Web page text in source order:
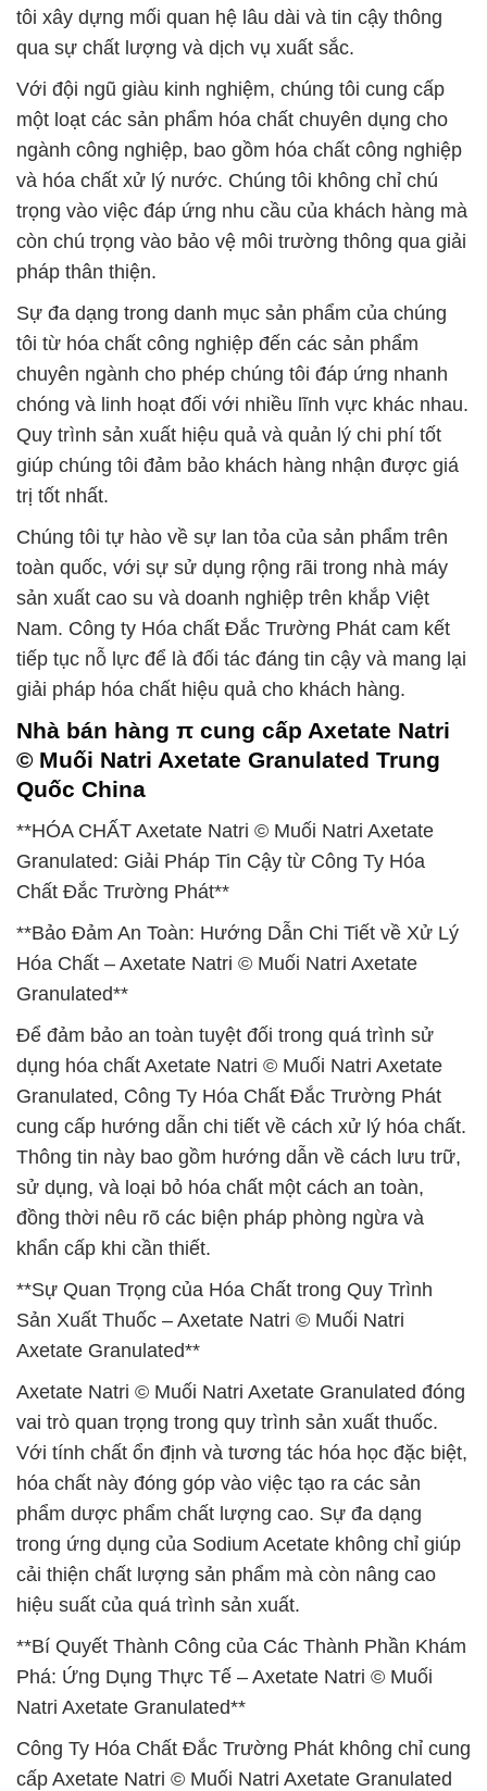
tôi xây dựng mối quan hệ lâu dài và tin cậy thông
qua sự chất lượng và dịch vụ xuất sắc.
Với đội ngũ giàu kinh nghiệm, chúng tôi cung cấp
một loạt các sản phẩm hóa chất chuyên dụng cho
ngành công nghiệp, bao gồm hóa chất công nghiệp
và hóa chất xử lý nước. Chúng tôi không chỉ chú
trọng vào việc đáp ứng nhu cầu của khách hàng mà
còn chú trọng vào bảo vệ môi trường thông qua giải
pháp thân thiện.
Sự đa dạng trong danh mục sản phẩm của chúng
tôi từ hóa chất công nghiệp đến các sản phẩm
chuyên ngành cho phép chúng tôi đáp ứng nhanh
chóng và linh hoạt đối với nhiều lĩnh vực khác nhau.
Quy trình sản xuất hiệu quả và quản lý chi phí tốt
giúp chúng tôi đảm bảo khách hàng nhận được giá
trị tốt nhất.
Chúng tôi tự hào về sự lan tỏa của sản phẩm trên
toàn quốc, với sự sử dụng rộng rãi trong nhà máy
sản xuất cao su và doanh nghiệp trên khắp Việt
Nam. Công ty Hóa chất Đắc Trường Phát cam kết
tiếp tục nỗ lực để là đối tác đáng tin cậy và mang lại
giải pháp hóa chất hiệu quả cho khách hàng.
Nhà bán hàng π cung cấp Axetate Natri
© Muối Natri Axetate Granulated Trung
Quốc China
**HÓA CHẤT Axetate Natri © Muối Natri Axetate
Granulated: Giải Pháp Tin Cậy từ Công Ty Hóa
Chất Đắc Trường Phát**
**Bảo Đảm An Toàn: Hướng Dẫn Chi Tiết về Xử Lý
Hóa Chất – Axetate Natri © Muối Natri Axetate
Granulated**
Để đảm bảo an toàn tuyệt đối trong quá trình sử
dụng hóa chất Axetate Natri © Muối Natri Axetate
Granulated, Công Ty Hóa Chất Đắc Trường Phát
cung cấp hướng dẫn chi tiết về cách xử lý hóa chất.
Thông tin này bao gồm hướng dẫn về cách lưu trữ,
sử dụng, và loại bỏ hóa chất một cách an toàn,
đồng thời nêu rõ các biện pháp phòng ngừa và
khẩn cấp khi cần thiết.
**Sự Quan Trọng của Hóa Chất trong Quy Trình
Sản Xuất Thuốc – Axetate Natri © Muối Natri
Axetate Granulated**
Axetate Natri © Muối Natri Axetate Granulated đóng
vai trò quan trọng trong quy trình sản xuất thuốc.
Với tính chất ổn định và tương tác hóa học đặc biệt,
hóa chất này đóng góp vào việc tạo ra các sản
phẩm dược phẩm chất lượng cao. Sự đa dạng
trong ứng dụng của Sodium Acetate không chỉ giúp
cải thiện chất lượng sản phẩm mà còn nâng cao
hiệu suất của quá trình sản xuất.
**Bí Quyết Thành Công của Các Thành Phần Khám
Phá: Ứng Dụng Thực Tế – Axetate Natri © Muối
Natri Axetate Granulated**
Công Ty Hóa Chất Đắc Trường Phát không chỉ cung
cấp Axetate Natri © Muối Natri Axetate Granulated